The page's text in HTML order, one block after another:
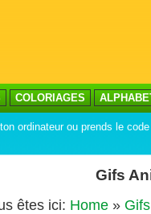
COLORIAGES
ordinateur ou prends le
Gifs
êtes ici: Home »